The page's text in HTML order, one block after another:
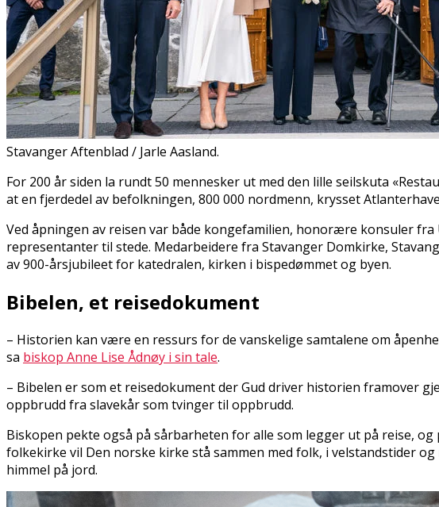
Stavanger Aftenblad / Jarle Aasland.
For 200 år siden la rundt 50 mennesker ut med den lille seilskuta
at en fjerdedel av befolkningen, 800 000 nordmenn, krysset
Ved åpningen av reisen var både kongefamilien, honorære konsuler
representanter til stede. Medarbeidere fra Stavanger Domkirke,
av 900-årsjubileet for katedralen, kirken i bispedømmet og byen.
Bibelen, et reisedokument
– Historien kan være en ressurs for de vanskelige samtalene om
sa biskop Anne Lise Ådnøy i sin tale.
– Bibelen er som et reisedokument der Gud driver historien framover
oppbrudd fra slavekår som tvinger til oppbrudd.
Biskopen pekte også på sårbarheten for alle som legger ut på reise,
folkekirke vil Den norske kirke stå sammen med folk, i velstandstider
himmel på jord.